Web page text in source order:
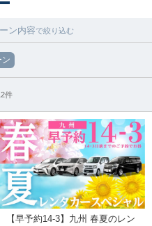
ン内容で絞り込む
ン
件
【早予約14-3】九州 春夏のレン